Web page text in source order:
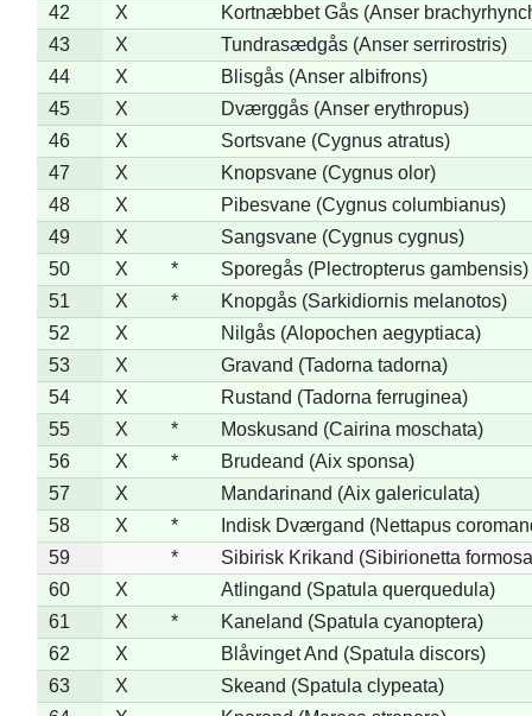
42
X
Kortnæbbet Gås (Anser
43
X
Tundrasædgås (Anser serrirostris)
44
X
Blisgås (Anser albifrons)
45
X
Dværggås (Anser erythropus)
46
X
Sortsvane (Cygnus atratus)
47
X
Knopsvane (Cygnus olor)
48
X
Pibesvane (Cygnus columbianus)
49
X
Sangsvane (Cygnus cygnus)
50
X *
Sporegås (Plectropterus gambensis)
51
X *
Knopgås (Sarkidiornis melanotos)
52
X
Nilgås (Alopochen aegyptiaca)
53
X
Gravand (Tadorna tadorna)
54
X
Rustand (Tadorna ferruginea)
55
X *
Moskusand (Cairina moschata)
56
X *
Brudeand (Aix sponsa)
57
X
Mandarinand (Aix galericulata)
58
X *
Indisk Dværgand (Nettapus
59
*
Sibirisk Krikand (Sibirionetta
60
X
Atlingand (Spatula querquedula)
61
X *
Kaneland (Spatula cyanoptera)
62
X
Blåvinget And (Spatula discors)
63
X
Skeand (Spatula clypeata)